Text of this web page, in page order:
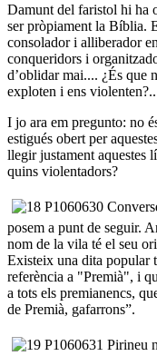
Damunt del faristol hi ha
ser pròpiament la Bíblia.
consolador i alliberador
conqueridors i
d’oblidar mai.... ¿És que
exploten i ens
I jo ara em pregunto: no
estigués obert per
llegir justament aquestes
quins violentadors?
posem a punt de seguir.
nom de la vila té el seu
Existeix una dita popular
referència a "Premià", i
a tots els premianencs,
de Premià, gafarrons”.